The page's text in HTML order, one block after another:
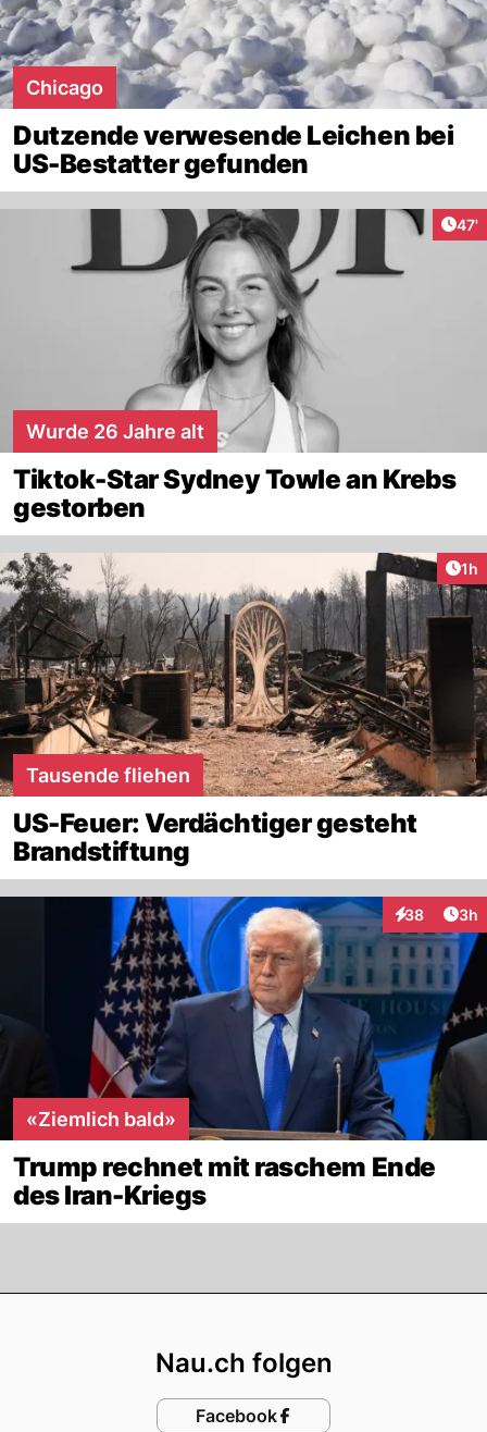
Chicago
Dutzende verwesende Leichen bei
US-Bestatter gefunden
47'
Wurde 26 Jahre alt
Tiktok-Star Sydney Towle an Krebs
gestorben
1h
Tausende fliehen
US-Feuer: Verdächtiger gesteht
Brandstiftung
38
Interaktionen
3h
«Ziemlich bald»
Trump rechnet mit raschem Ende
des Iran-Kriegs
Nau.ch folgen
Facebook